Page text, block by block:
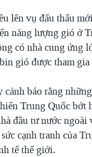
TRANH AFGHANISTAN
CỘNG HÒA Ở VIỆT NAM
TRUMP-KIM TẠI VIỆT
BÌNH VS. CHÍNH PHỦ VIỆT
VÀ LÀN SÓNG TRỘM HẢI
LỘ: TIẾNG VỌNG TỪ
MỸ
lên vụ đấu thấu
năng lượng gió ở
có nhà cung ứng
gió được tham gia
cảnh báo rằng
Trung Quốc bớt
đầu tư nước ngoài
cạnh tranh của
tế thế giới.